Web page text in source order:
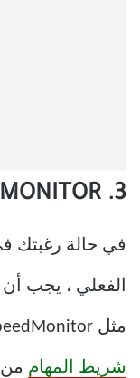
3. NETSPEEDMONITOR
في حالة رغبتك
الفعلي ، يجب أن
مثل NetSpeedMonitor. يضيف عداد سرعة
شريط المهام